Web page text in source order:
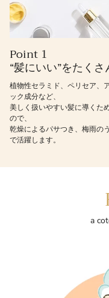
Point 1
“髪にいい”をたくさ
植物性セラミド、ペリセア、
ック成分など、
美しく扱いやすい髪に導くた
ので、
乾燥によるパサつき、梅雨の
で活躍します。
a